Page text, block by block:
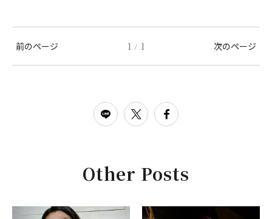
前のページ 1 / 1 次のページ
Other Posts